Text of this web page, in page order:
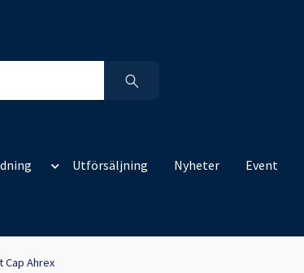
Utförsäljning Nyheter Event
Cap Ahrex